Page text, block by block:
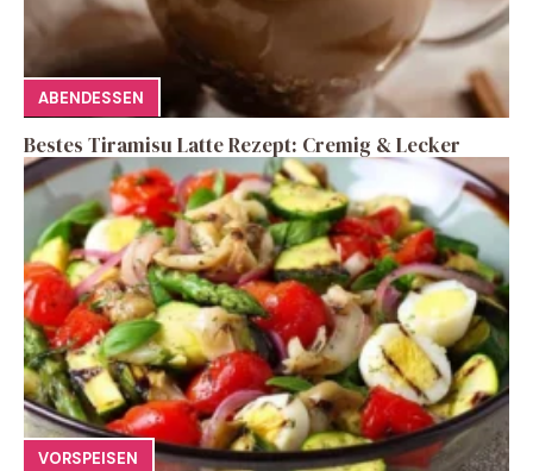
ABENDESSEN
Bestes Tiramisu Latte Rezept: Cremig & Lecker
VORSPEISEN